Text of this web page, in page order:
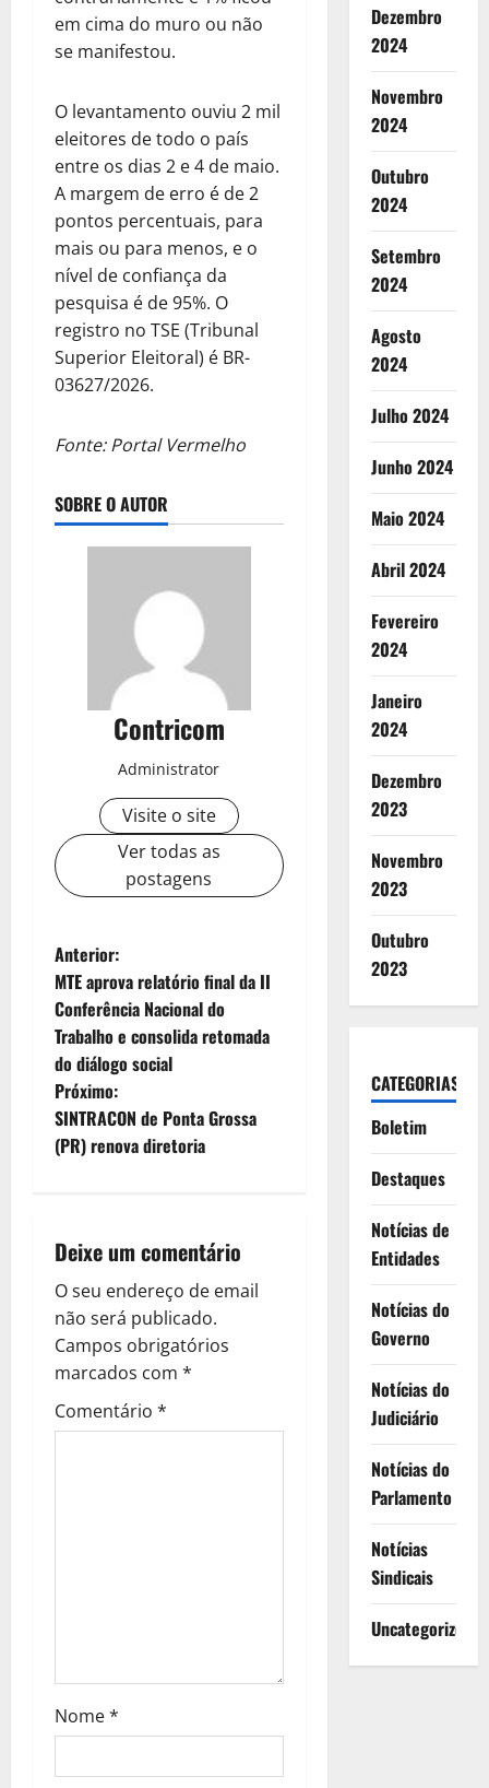
em cima do muro ou não
se manifestou.
O levantamento ouviu 2 mil
eleitores de todo o país
entre os dias 2 e 4 de maio.
A margem de erro é de 2
pontos percentuais, para
mais ou para menos, e o
nível de confiança da
pesquisa é de 95%. O
registro no TSE (Tribunal
Superior Eleitoral) é BR-
03627/2026.
Fonte: Portal Vermelho
SOBRE O AUTOR
Contricom
Administrator
Visite o site
Ver todas as
postagens
N
a
v
e
g
ç
ã
o
d
e
o
s
Anterior:
MTE aprova relatório final da II
Conferência Nacional do
Trabalho e consolida retomada
do diálogo social
Próximo:
SINTRACON de Ponta Grossa
(PR) renova diretoria
Deixe um comentário
O seu endereço de email
não será publicado.
Campos obrigatórios
marcados com *
Comentário *
Nome*
Dezembro
2024
Novembro
2024
Outubro
2024
Setembro
2024
Agosto
2024
Julho 2024
Junho 2024
Maio 2024
Abril 2024
Fevereiro
2024
Janeiro
2024
Dezembro
2023
Novembro
2023
Outubro
2023
CATEGORIAS
Boletim
Destaques
Notícias de
Entidades
Notícias do
Governo
Notícias do
Judiciário
Notícias do
Parlamento
Notícias
Sindicais
Uncategorized